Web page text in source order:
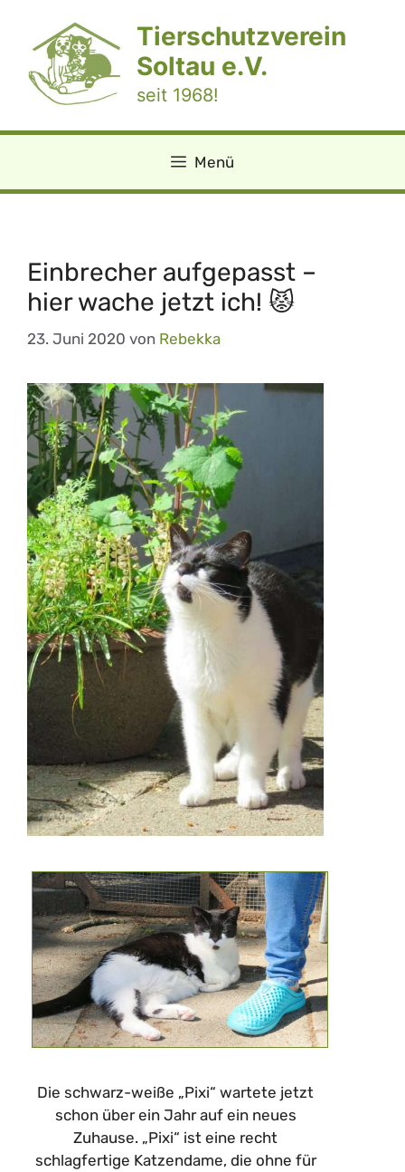
springen
Tierschutzverein
Soltau e.V.
seit 1968!
Menü
Einbrecher aufgepasst –
hier wache jetzt ich! 😾
23. Juni 2020 von Rebekka
Die schwarz-weiße „Pixi“ wartete jetzt
schon über ein Jahr auf ein neues
Zuhause. „Pixi“ ist eine recht
schlagfertige Katzendame, die ohne für